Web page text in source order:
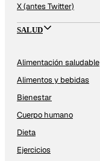
X (antes Twitter)
SALUD
Alimentación saludable
Alimentos y bebidas
Bienestar
Cuerpo humano
Dieta
Ejercicios